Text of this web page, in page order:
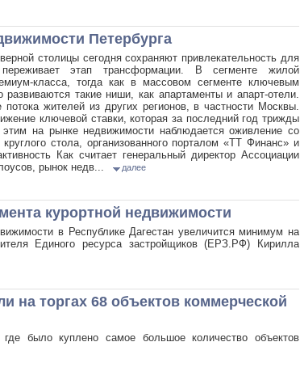
Петербурга
столицы сегодня сохраняют привлекательность для
этап трансформации. В сегменте жилой
класса, тогда как в массовом сегменте ключевым
такие ниши, как апартаменты и апарт-отели.
жителей из других регионов, в частности Москвы.
ключевой ставки, которая за последний год трижды
на рынке недвижимости наблюдается оживление со
стола, организованного порталом «ТТ Финанс» и
Как считает генеральный директор Ассоциации
рынок недв...
далее
курортной недвижимости
в Республике Дагестан увеличится минимум на
Единого ресурса застройщиков (ЕРЗ.РФ) Кирилла
на торгах 68 объектов коммерческой
было куплено самое большое количество объектов